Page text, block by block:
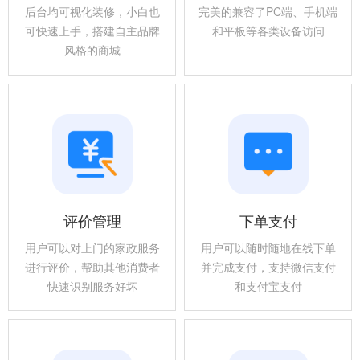
后台均可视化装修，小白也
可快速上手，搭建自主品牌
风格的商城
完美的兼容了PC端、手机端
和平板等各类设备访问
评价管理
用户可以对上门的家政服务
进行评价，帮助其他消费者
快速识别服务好坏
下单支付
用户可以随时随地在线下单
并完成支付，支持微信支付
和支付宝支付